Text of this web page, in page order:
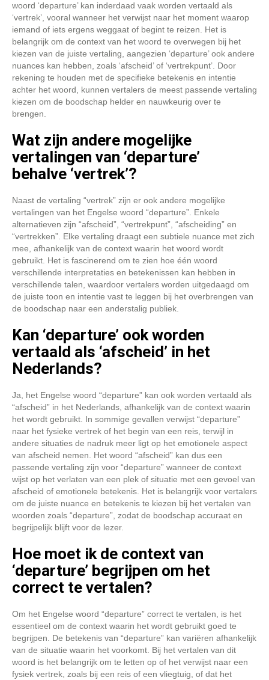
woord ‘departure’ kan inderdaad vaak worden vertaald als
‘vertrek’, vooral wanneer het verwijst naar het moment waarop
iemand of iets ergens weggaat of begint te reizen. Het is
belangrijk om de context van het woord te overwegen bij het
kiezen van de juiste vertaling, aangezien ‘departure’ ook andere
nuances kan hebben, zoals ‘afscheid’ of ‘vertrekpunt’. Door
rekening te houden met de specifieke betekenis en intentie
achter het woord, kunnen vertalers de meest passende vertaling
kiezen om de boodschap helder en nauwkeurig over te
brengen.
Wat zijn andere mogelijke
vertalingen van ‘departure’
behalve ‘vertrek’?
Naast de vertaling “vertrek” zijn er ook andere mogelijke
vertalingen van het Engelse woord “departure”. Enkele
alternatieven zijn “afscheid”, “vertrekpunt”, “afscheiding” en
“vertrekken”. Elke vertaling draagt ​​een subtiele nuance met zich
mee, afhankelijk van de context waarin het woord wordt
gebruikt. Het is fascinerend om te zien hoe één woord
verschillende interpretaties en betekenissen kan hebben in
verschillende talen, waardoor vertalers worden uitgedaagd om
de juiste toon en intentie vast te leggen bij het overbrengen van
de boodschap naar een anderstalig publiek.
Kan ‘departure’ ook worden
vertaald als ‘afscheid’ in het
Nederlands?
Ja, het Engelse woord “departure” kan ook worden vertaald als
“afscheid” in het Nederlands, afhankelijk van de context waarin
het wordt gebruikt. In sommige gevallen verwijst “departure”
naar het fysieke vertrek of het begin van een reis, terwijl in
andere situaties de nadruk meer ligt op het emotionele aspect
van afscheid nemen. Het woord “afscheid” kan dus een
passende vertaling zijn voor “departure” wanneer de context
wijst op het verlaten van een plek of situatie met een gevoel van
afscheid of emotionele betekenis. Het is belangrijk voor vertalers
om de juiste nuance en betekenis te kiezen bij het vertalen van
woorden zoals “departure”, zodat de boodschap accuraat en
begrijpelijk blijft voor de lezer.
Hoe moet ik de context van
‘departure’ begrijpen om het
correct te vertalen?
Om het Engelse woord “departure” correct te vertalen, is het
essentieel om de context waarin het wordt gebruikt goed te
begrijpen. De betekenis van “departure” kan variëren afhankelijk
van de situatie waarin het voorkomt. Bij het vertalen van dit
woord is het belangrijk om te letten op of het verwijst naar een
fysiek vertrek, zoals bij een reis of een vliegtuig, of dat het